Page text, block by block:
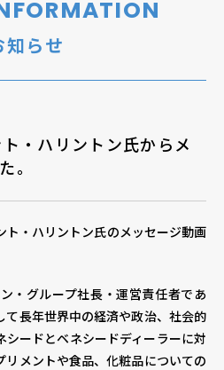
報の取り扱いについて 著作権について
知らせ
・ハリントン氏からメ
。
ト・ハリントン氏のメッセージ動画
・グループ社長・運営責任者であ
て長年世界中の経済や政治、社会的
シードとベネシードディーラーに対
リメントや食品、化粧品についての